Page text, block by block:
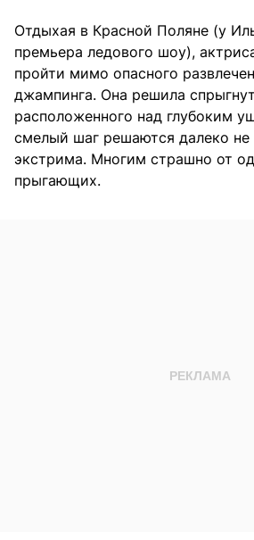
Отдыхая в Красной Поляне (у
премьера ледового шоу),
пройти мимо опасного
джампинга. Она решила
расположенного над глубоким
смелый шаг решаются далеко не
экстрима. Многим страшно от
прыгающих.